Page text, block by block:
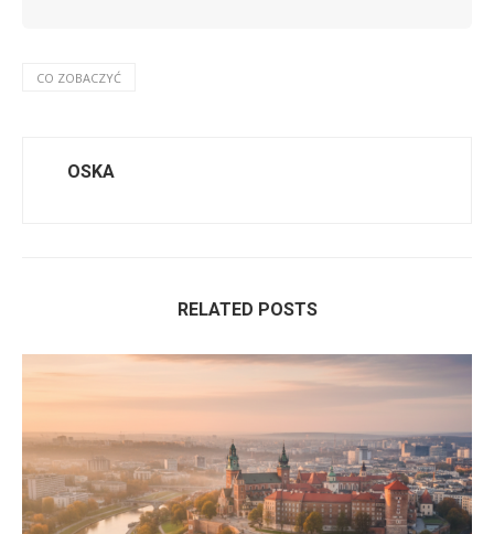
CO ZOBACZYĆ
OSKA
RELATED POSTS